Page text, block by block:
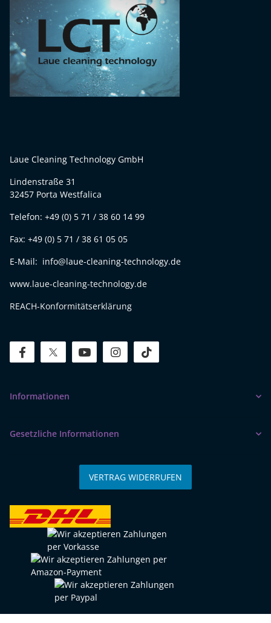
Laue Cleaning Technology GmbH
Lindenstraße 31
32457 Porta Westfalica
Telefon: +49 (0) 5 71 / 38 60 14 99
Fax: +49 (0) 5 71 / 38 61 05 05
E-Mail: info@laue-cleaning-technology.de
www.laue-cleaning-technology.de
REACH-Konformitätserklärung
facebooktwitteryoutube instagram
Informationen
Gesetzliche Informationen
VERTRAG WIDERRUFEN